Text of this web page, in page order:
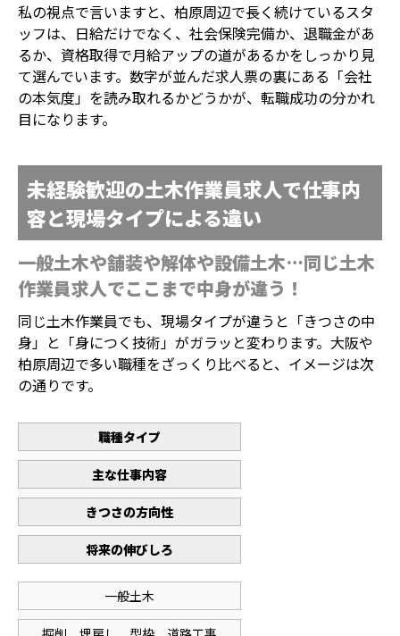
私の視点で言いますと、柏原周辺で長く続けているスタ
ッフは、日給だけでなく、社会保険完備か、退職金があ
るか、資格取得で月給アップの道があるかをしっかり見
て選んでいます。数字が並んだ求人票の裏にある「会社
の本気度」を読み取れるかどうかが、転職成功の分かれ
目になります。
未経験歓迎の土木作業員求人で仕事内
容と現場タイプによる違い
一般土木や舗装や解体や設備土木…同じ土木
作業員求人でここまで中身が違う！
同じ土木作業員でも、現場タイプが違うと「きつさの中
身」と「身につく技術」がガラッと変わります。大阪や
柏原周辺で多い職種をざっくり比べると、イメージは次
の通りです。
職種タイプ
主な仕事内容
きつさの方向性
将来の伸びしろ
一般土木